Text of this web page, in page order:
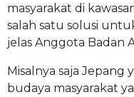
masyarakat di
salah satu solusi
jelas Anggota Badan
Misalnya saja
budaya masyarakat